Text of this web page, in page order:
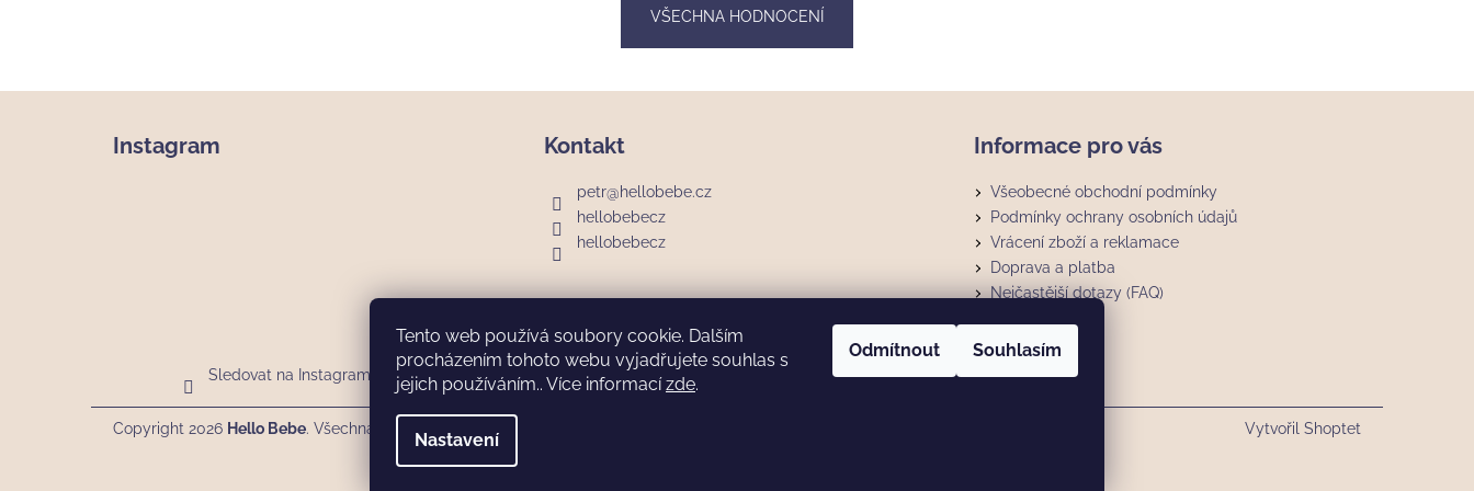
Tento web používá soubory cookie. Dalším
procházením tohoto webu vyjadřujete souhlas s
jejich používáním.. Více informacízde.
Nastavení
Odmítnout Souhlasím
VŠECHNA HODNOCENÍ
Instagram
Sledovat na Instagramu
Kontakt
petr@hellobebe.cz
hellobebecz
hellobebecz
Informace pro vás
Všeobecné obchodní podmínky
Podmínky ochrany osobních údajů
Vrácení zboží a reklamace
Doprava a platba
Nejčastější dotazy (FAQ)
Vytvořil Shoptet
Copyright 2026 Hello Bebe. Všechna práva vyhrazena.